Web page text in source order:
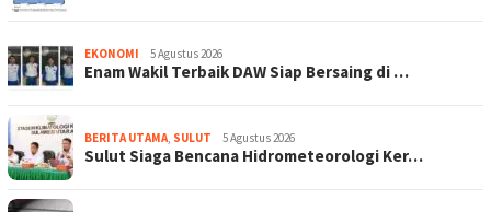
EKONOMI 5 Agustus 2026
Enam Wakil Terbaik DAW Siap Bersaing di …
BERITA UTAMA SULUT 5 Agustus 2026
Sulut Siaga Bencana Hidrometeorologi Ker…